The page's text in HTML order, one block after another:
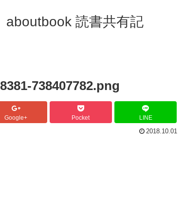
aboutbook 読書共有記
738407782.png
Google+ Pocket LINE
2018.10.01